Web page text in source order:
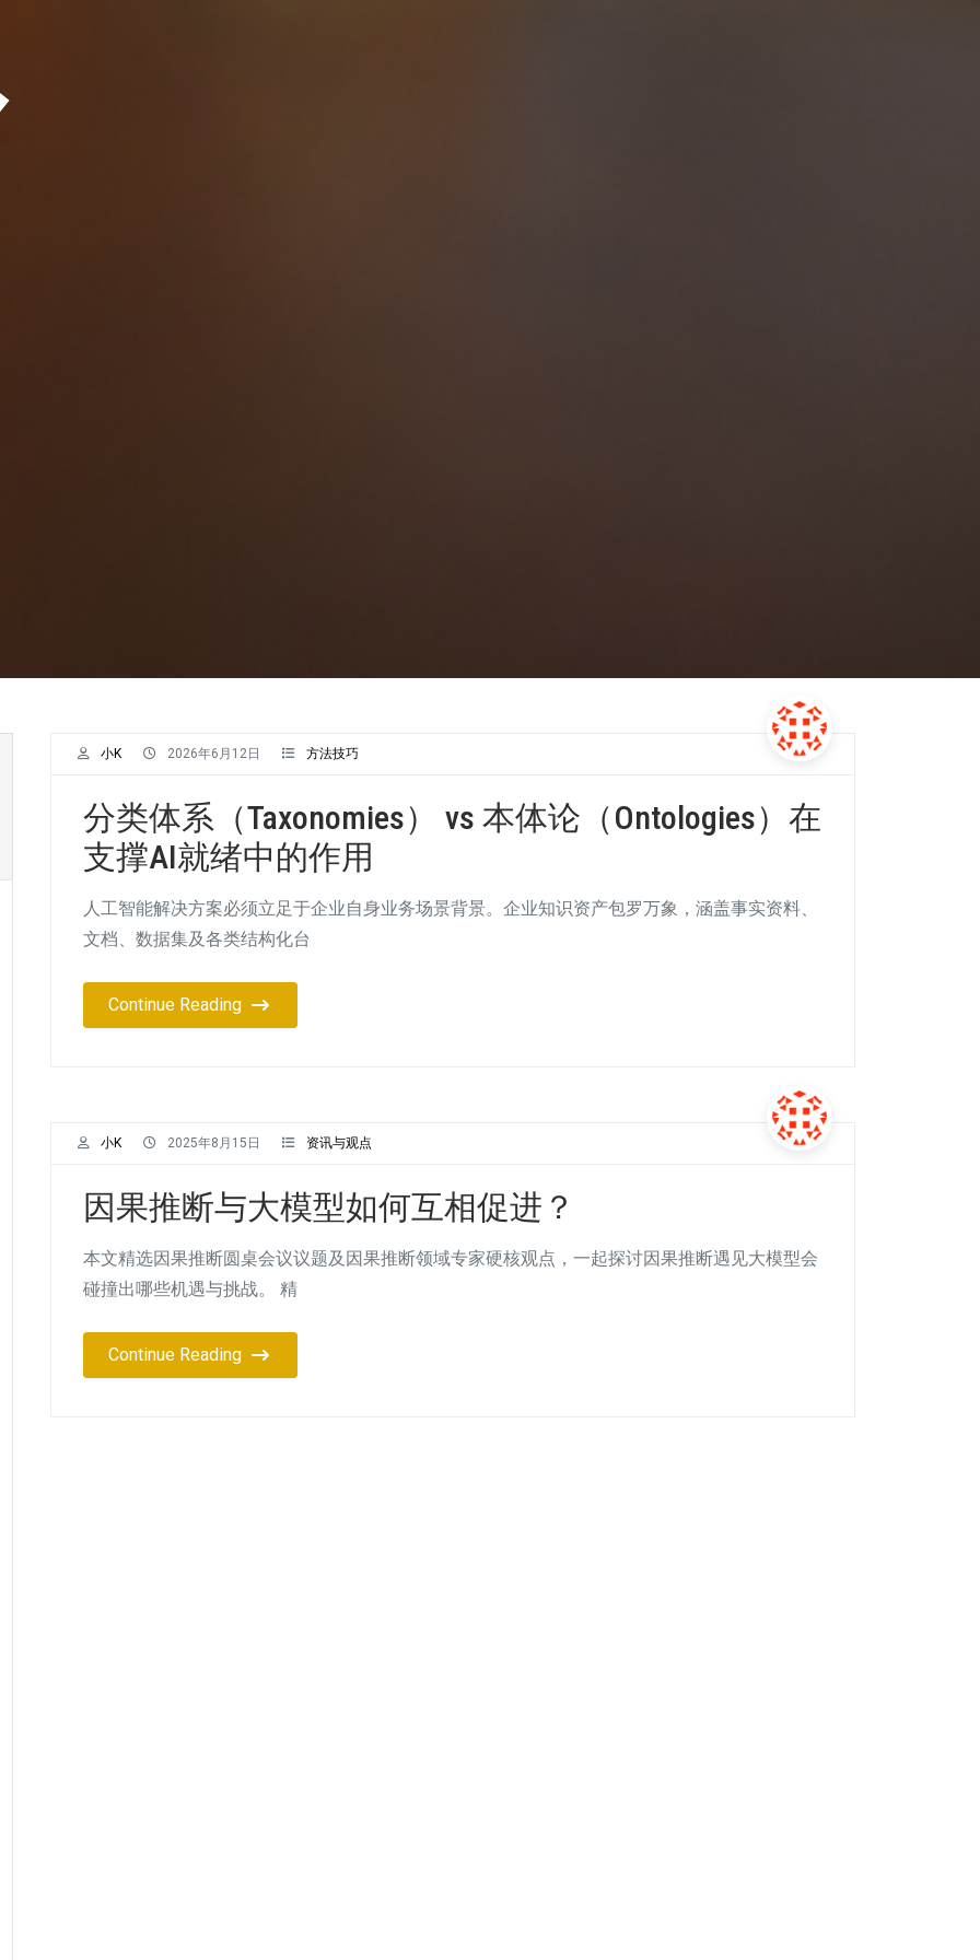
小K 2026年6月12日 方法技巧
分类体系（Taxonomies） vs 本体论（Ontologies）在
支撑AI就绪中的作用
人工智能解决方案必须立足于企业自身业务场景背景。企业知识资产包罗万象，涵盖事实资料、
文档、数据集及各类结构化台
Continue Reading
小K 2025年8月15日 资讯与观点
因果推断与大模型如何互相促进？
本文精选因果推断圆桌会议议题及因果推断领域专家硬核观点，一起探讨因果推断遇见大模型会
碰撞出哪些机遇与挑战。 精
Continue Reading